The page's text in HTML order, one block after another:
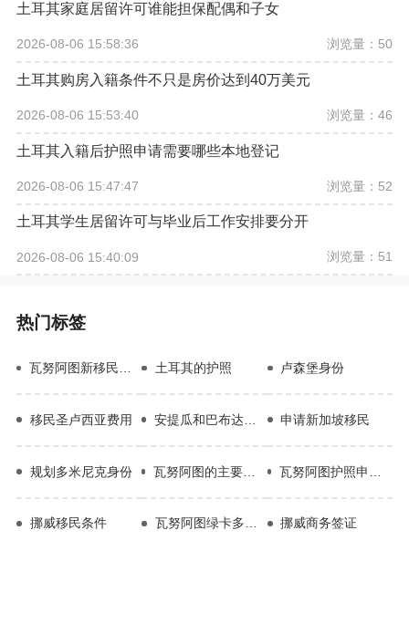
土耳其家庭居留许可谁能担保配偶和子女
2026-08-06 15:58:36 浏览量：50
土耳其购房入籍条件不只是房价达到40万美元
2026-08-06 15:53:40 浏览量：46
土耳其入籍后护照申请需要哪些本地登记
2026-08-06 15:47:47 浏览量：52
土耳其学生居留许可与毕业后工作安排要分开
2026-08-06 15:40:09 浏览量：51
热门标签
土耳其的护照 卢森堡身份
移民圣卢西亚费用 申请新加坡移民
规划多米尼克身份 瓦努阿图的主要经济支柱是什么
挪威移民条件 瓦努阿图绿卡多少钱 挪威商务签证